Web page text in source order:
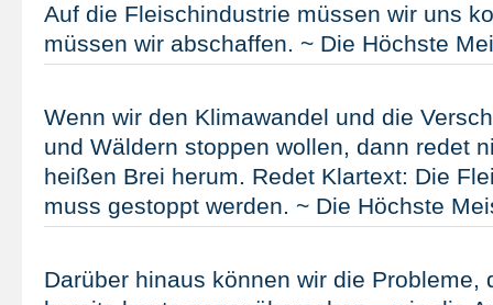
Auf die Fleischindustrie müssen wir uns
müssen wir abschaffen. ~ Die Höchste
Wenn wir den Klimawandel und die
und Wäldern stoppen wollen, dann redet
heißen Brei herum. Redet Klartext: Die
muss gestoppt werden. ~ Die Höchste
Darüber hinaus können wir die Probleme,